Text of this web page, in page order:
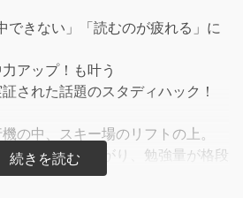
できない」「読むのが疲れる」に
アップ！も叶う
された話題のスタディハック！
の中、スキー場のリフトの上。
の生産性があがり、勉強量が格段